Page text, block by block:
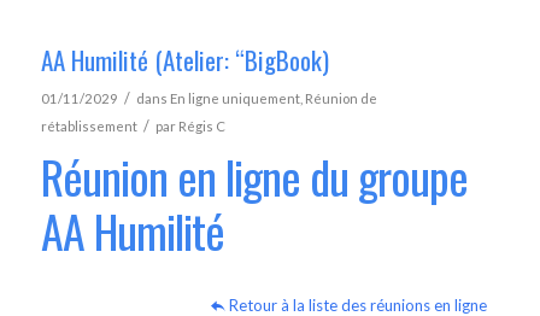
AA Humilité (Atelier: “BigBook)
01/11/2029 / dans En ligne uniquement, Réunion de
rétablissement / par Régis C
Réunion en ligne du groupe
AA Humilité
Retour à la liste des réunions en ligne